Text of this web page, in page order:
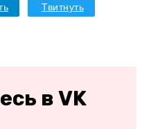
Твитнуть
в VK